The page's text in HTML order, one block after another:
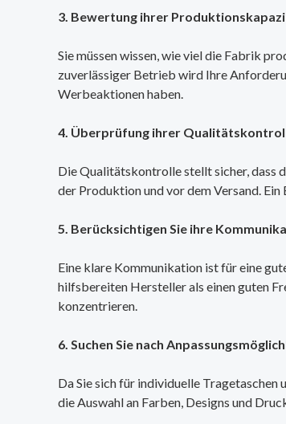
3. Bewertung ihrer
Sie müssen wissen, wie viel die Fabrik
zuverlässiger Betrieb wird Ihre
Werbeaktionen haben.
4. Überprüfung ihrer
Die Qualitätskontrolle stellt sicher, dass
der Produktion und vor dem Versand.
5. Berücksichtigen Sie ihre
Eine klare Kommunikation ist für eine
hilfsbereiten Hersteller als einen guten
konzentrieren.
6. Suchen Sie nach
Da Sie sich für individuelle
die Auswahl an Farben, Designs und